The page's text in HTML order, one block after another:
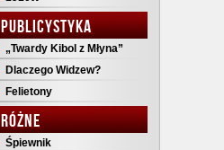
PUBLICYSTYKA
„Twardy Kibol z Młyna”
Dlaczego Widzew?
Felietony
RÓŻNE
Śpiewnik